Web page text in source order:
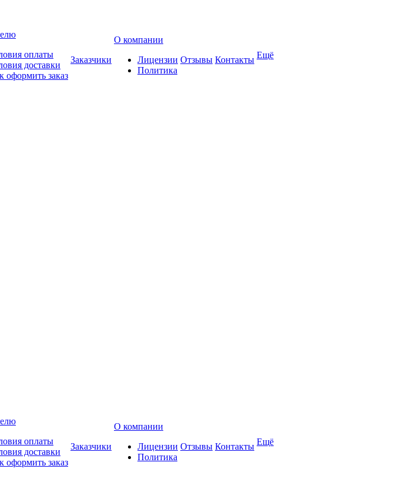
оплаты
доставки
оформить заказ
Заказчики
О компании
Лицензии
Политика
Отзывы Контакты Ещё
оплаты
доставки
оформить заказ
Заказчики
О компании
Лицензии
Политика
Отзывы Контакты Ещё